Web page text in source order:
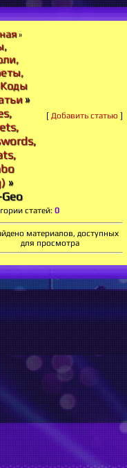
»
»
»
[ Добавить статью ]
статей: 0
материалов, доступных
для просмотра